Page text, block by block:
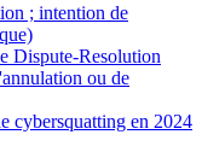
; intention de
Dispute-Resolution
ou de
cybersquatting en 2024